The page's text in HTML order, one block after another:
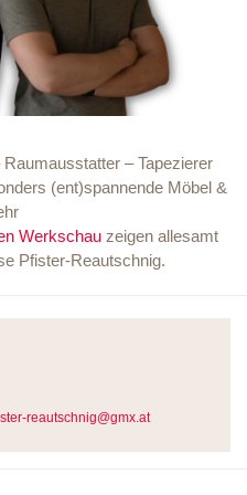
– Tapezierer
(ent)spannende Möbel &
Werkschau zeigen allesamt
Pfister-Reautschnig.
reautschnig@gmx.at